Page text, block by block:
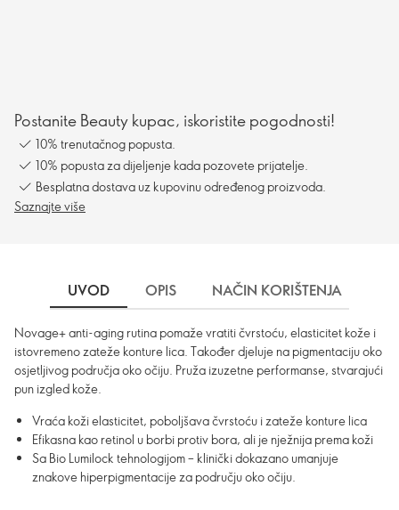
Postanite Beauty kupac, iskoristite pogodnosti!
10% trenutačnog popusta.
10% popusta za dijeljenje kada pozovete prijatelje.
Besplatna dostava uz kupovinu određenog proizvoda.
Saznajte više
UVOD OPIS NAČIN KORIŠTENJA
Novage+ anti-aging rutina pomaže vratiti čvrstoću, elasticitet kože i
istovremeno zateže konture lica. Također djeluje na pigmentaciju oko
osjetljivog područja oko očiju. Pruža izuzetne performanse, stvarajući
pun izgled kože.
Vraća koži elasticitet, poboljšava čvrstoću i zateže konture lica
Efikasna kao retinol u borbi protiv bora, ali je nježnija prema koži
Sa Bio Lumilock tehnologijom – klinički dokazano umanjuje
znakove hiperpigmentacije za području oko očiju.